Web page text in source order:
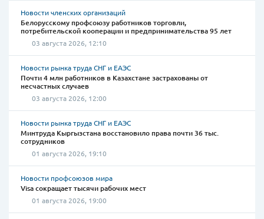
Новости членских организаций
Белорусскому профсоюзу работников торговли,
потребительской кооперации и предпринимательства 95 лет
03 августа 2026, 12:10
Новости рынка труда СНГ и ЕАЭС
Почти 4 млн работников в Казахстане застрахованы от
несчастных случаев
03 августа 2026, 12:00
Новости рынка труда СНГ и ЕАЭС
Минтруда Кыргызстана восстановило права почти 36 тыс.
сотрудников
01 августа 2026, 19:10
Новости профсоюзов мира
Visa сокращает тысячи рабочих мест
01 августа 2026, 19:00